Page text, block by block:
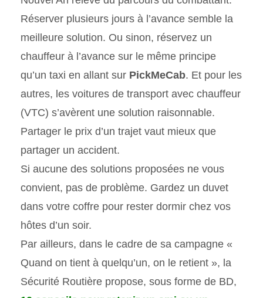
Réserver plusieurs jours à l’avance semble la
meilleure solution. Ou sinon, réservez un
chauffeur à l’avance sur le même principe
qu’un taxi en allant sur PickMeCab. Et pour les
autres, les voitures de transport avec chauffeur
(VTC) s’avèrent une solution raisonnable.
Partager le prix d’un trajet vaut mieux que
partager un accident.
Si aucune des solutions proposées ne vous
convient, pas de problème. Gardez un duvet
dans votre coffre pour rester dormir chez vos
hôtes d’un soir.
Par ailleurs, dans le cadre de sa campagne «
Quand on tient à quelqu’un, on le retient », la
Sécurité Routière propose, sous forme de BD,